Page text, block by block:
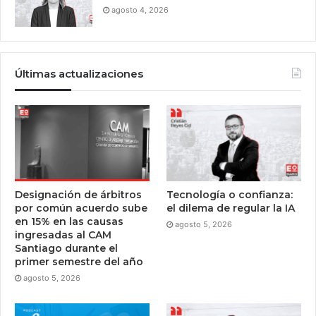
agosto 4, 2026
Últimas actualizaciones
Designación de árbitros
por común acuerdo sube
en 15% en las causas
ingresadas al CAM
Santiago durante el
primer semestre del año
agosto 5, 2026
Tecnología o confianza:
el dilema de regular la IA
agosto 5, 2026